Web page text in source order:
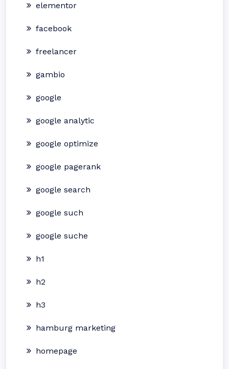
elementor
facebook
freelancer
gambio
google
google analytic
google optimize
google pagerank
google search
google such
google suche
h1
h2
h3
hamburg marketing
homepage